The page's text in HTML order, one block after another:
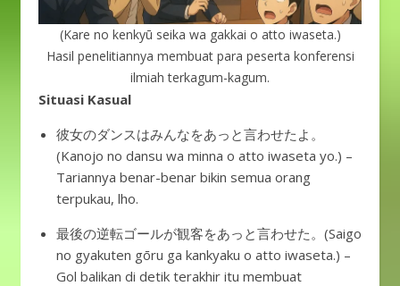
(Kare no kenkyū seika wa gakkai o atto iwaseta.)
Hasil penelitiannya membuat para peserta konferensi
ilmiah terkagum-kagum.
Situasi Kasual
彼女のダンスはみんなをあっと言わせたよ。
(Kanojo no dansu wa minna o atto iwaseta yo.) –
Tariannya benar-benar bikin semua orang
terpukau, lho.
最後の逆転ゴールが観客をあっと言わせた。(Saigo
no gyakuten gōru ga kankyaku o atto iwaseta.) –
Gol balikan di detik terakhir itu membuat